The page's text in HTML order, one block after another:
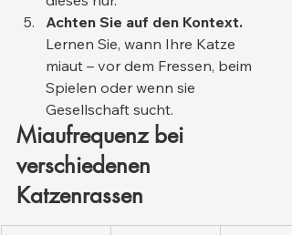
Achten Sie auf den Kontext.
Lernen Sie, wann Ihre Katze
miaut – vor dem Fressen, beim
Spielen oder wenn sie
Gesellschaft sucht.
Miaufrequenz bei
verschiedenen
Katzenrassen